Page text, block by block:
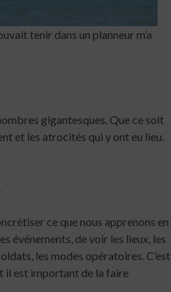
tenir dans un planneur m’a
gigantesques. Que ce soit
et les atrocités qui y ont eu lieu.
ce que nous apprenons en
événements, de voir les lieux, les
les modes opératoires. C’est
il est important de la faire